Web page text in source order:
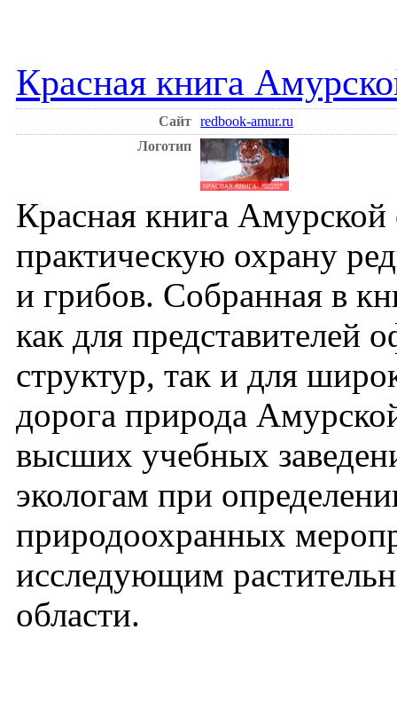
Красная книга
Сайт
redbook-amur.ru
Логотип
Красная книга Амурской
практическую охрану
и грибов. Собранная в
как для
структур, так и для
дорога природа
высших учебных
экологам при
природоохранных
исследующим
области.